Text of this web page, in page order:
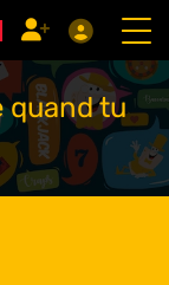
quand tu